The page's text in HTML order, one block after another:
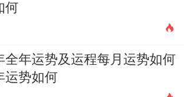
运转辛丑，庚子。金水旺地，
早年之磨砺，皆成晚景之基
坷，不过是五行必经之炼，
何
全年运势及运程每月运势如何
运势如何